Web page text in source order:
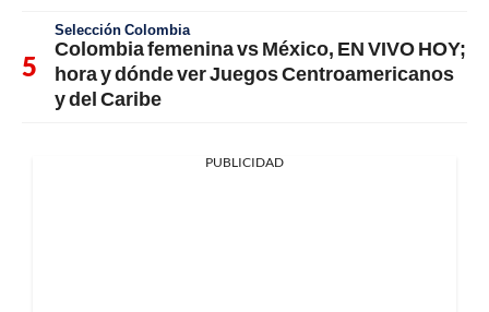
Selección Colombia
Colombia femenina vs México, EN VIVO HOY;
hora y dónde ver Juegos Centroamericanos
y del Caribe
PUBLICIDAD